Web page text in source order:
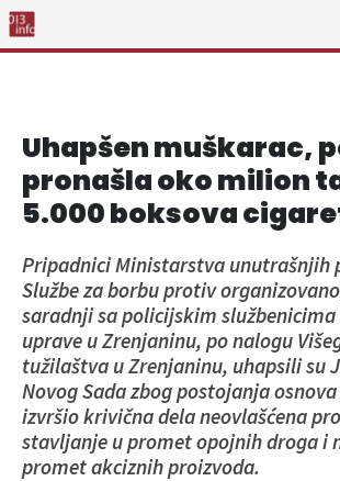
Uhapšen muškarac,
pronašla oko milion
5.000 boksova
Pripadnici Ministarstva unutrašnjih
Službe za borbu protiv
saradnji sa policijskim
uprave u Zrenjaninu, po nalogu
tužilaštva u Zrenjaninu, uhapsili su
Novog Sada zbog postojanja
izvršio krivična dela neovlašćena
stavljanje u promet opojnih droga i
promet akciznih proizvoda.